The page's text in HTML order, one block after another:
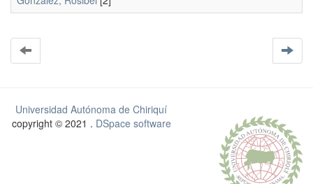
Universidad Autónoma de Chiriquí
copyright © 2021 . DSpace software